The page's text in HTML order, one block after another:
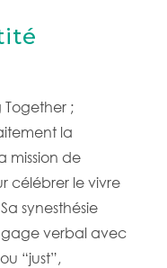
Together ;
la
mission de
célébrer le vivre
synesthésie
verbal avec
“just”,